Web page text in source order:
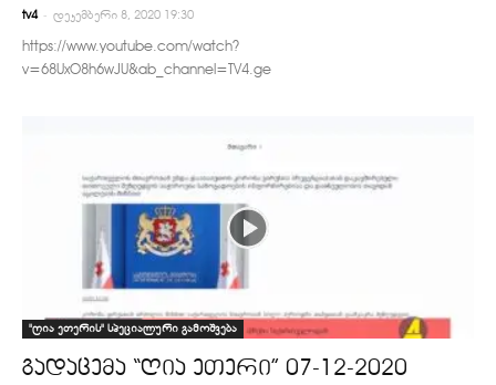
tv4 - დეკემბერი 8, 2020 19:30
https://www.youtube.com/watch?
v=68UxO8h6wJU&ab_channel=TV4.ge
"ღია ეთერის" სპეციალური გამოშვება
გადაცემა “ღია ეთერი” 07-12-2020